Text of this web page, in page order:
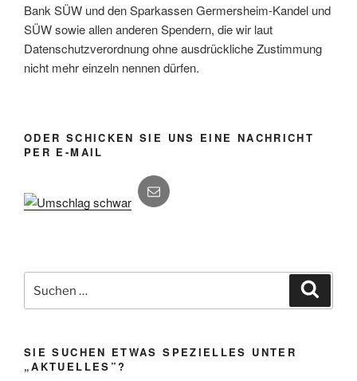
Bank SÜW und den Sparkassen Germersheim-Kandel und
SÜW sowie allen anderen Spendern, die wir laut
Datenschutzverordnung ohne ausdrückliche Zustimmung
nicht mehr einzeln nennen dürfen.
ODER SCHICKEN SIE UNS EINE NACHRICHT
PER E-MAIL
nach:
SIE SUCHEN ETWAS SPEZIELLES UNTER
„AKTUELLES”?